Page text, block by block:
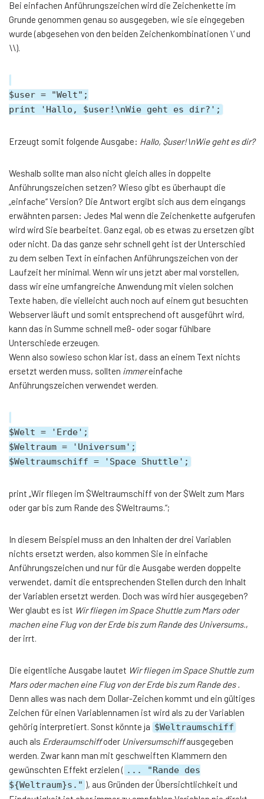
Bei einfachen Anführungszeichen wird die Zeichenkette im
Grunde genommen genau so ausgegeben, wie sie eingegeben
wurde (abgesehen von den beiden Zeichenkombinationen \‘ und
\\).
$user = "Welt";
print 'Hallo, $user!\nWie geht es dir?';
Erzeugt somit folgende Ausgabe: Hallo, $user!\nWie geht es dir?
Weshalb sollte man also nicht gleich alles in doppelte
Anführungszeichen setzen? Wieso gibt es überhaupt die
„einfache“ Version? Die Antwort ergibt sich aus dem eingangs
erwähnten parsen: Jedes Mal wenn die Zeichenkette aufgerufen
wird wird Sie bearbeitet. Ganz egal, ob es etwas zu ersetzen gibt
oder nicht. Da das ganze sehr schnell geht ist der Unterschied
zu dem selben Text in einfachen Anführungszeichen von der
Laufzeit her minimal. Wenn wir uns jetzt aber mal vorstellen,
dass wir eine umfangreiche Anwendung mit vielen solchen
Texte haben, die vielleicht auch noch auf einem gut besuchten
Webserver läuft und somit entsprechend oft ausgeführt wird,
kann das in Summe schnell meß- oder sogar fühlbare
Unterschiede erzeugen.
Wenn also sowieso schon klar ist, dass an einem Text nichts
ersetzt werden muss, sollten immereinfache
Anführungszeichen verwendet werden.
$Welt = 'Erde';
$Weltraum = 'Universum';
$Weltraumschiff = 'Space Shuttle';
print „Wir fliegen im $Weltraumschiff von der $Welt zum Mars
oder gar bis zum Rande des $Weltraums.“;
In diesem Beispiel muss an den Inhalten der drei Variablen
nichts ersetzt werden, also kommen Sie in einfache
Anführungszeichen und nur für die Ausgabe werden doppelte
verwendet, damit die entsprechenden Stellen durch den Inhalt
der Variablen ersetzt werden. Doch was wird hier ausgegeben?
Wer glaubt es ist Wir fliegen im Space Shuttle zum Mars oder
machen eine Flug von der Erde bis zum Rande des Universums.,
der irrt.
Die eigentliche Ausgabe lautet Wir fliegen im Space Shuttle zum
Mars oder machen eine Flug von der Erde bis zum Rande des .
Denn alles was nach dem Dollar-Zeichen kommt und ein gültiges
Zeichen für einen Variablennamen ist wird als zu der Variablen
gehörig interpretiert. Sonst könnte ja $Weltraumschiff
auch als Erderaumschiffoder Universumschiffausgegeben
werden. Zwar kann man mit geschweiften Klammern den
gewünschten Effekt erzielen ( ... "Rande des
${Weltraum}s." ), aus Gründen der Übersichtlichkeit und